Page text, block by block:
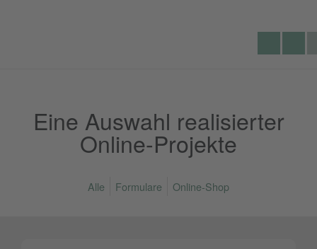
Eine Auswahl realisierter
Online-Projekte
Alle Formulare Online-Shop